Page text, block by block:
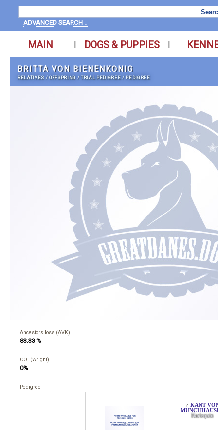
ADVANCED SEARCH ↓
MAIN | DOGS & PUPPIES |
BRITTA VON BIENENKONIG
RELATIVES /OFFSPRING /TRIAL PEDIGREE / PEDIGREE
Ancestors loss (AVK)
83.33 %
COI (Wright)
0%
Pedigree
♂ KANT
Harlequin